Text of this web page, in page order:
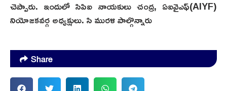
చెప్పారు. ఇందులో సిపిఐ నాయకులు చంద్ర, ఏఐవైఎఫ్(AIYF)
నియోజకవర్గ అధ్యక్షులు. సి మురళి పాల్గొన్నారు
Share